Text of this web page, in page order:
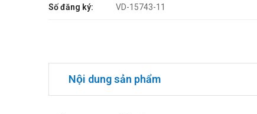
Số đăng ký: VD-15743-11
Nội dung sản phẩm